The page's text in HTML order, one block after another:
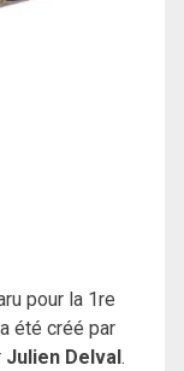
pour la 1re
été créé par
Julien Delval.